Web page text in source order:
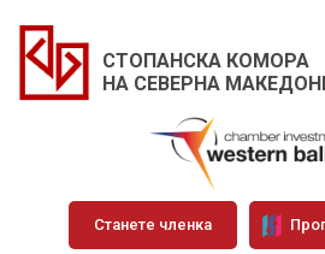
СТОПАНСКА КОМОРА
НА СЕВЕРНА
Станете членка